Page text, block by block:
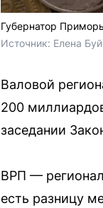
Губернатор
Источник: Елена
Валовой
200
заседании
ВРП —
есть разницу